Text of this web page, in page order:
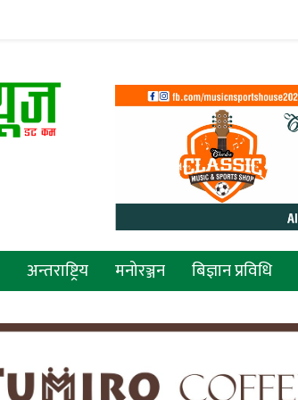
अन्तराष्ट्रिय मनोरञ्जन बिज्ञान प्रविधि